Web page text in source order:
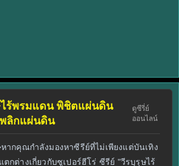
ไร้พรมแดน พิชิตแผ่นดิน
ลิกแผ่นดิน
ดูซีรี่ย์
ออนไลน์
ากคุณกำลังมองหาซีรีย์ที่ไม่เพียงแต่บันเทิง
กต่างเกี่ยวกับซูเปอร์ฮีโร่ ซีรีย์ "วีรบุรุษไร้